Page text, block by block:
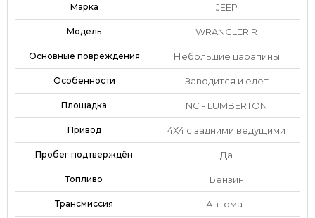
Марка JEEP
Модель WRANGLER R
Основные повреждения Небольшие царапины
Особенности Заводится и едет
Площадка NC - LUMBERTON
Привод 4Х4 с задними ведущими
Пробег подтверждён Да
Топливо Бензин
Трансмиссия Автомат